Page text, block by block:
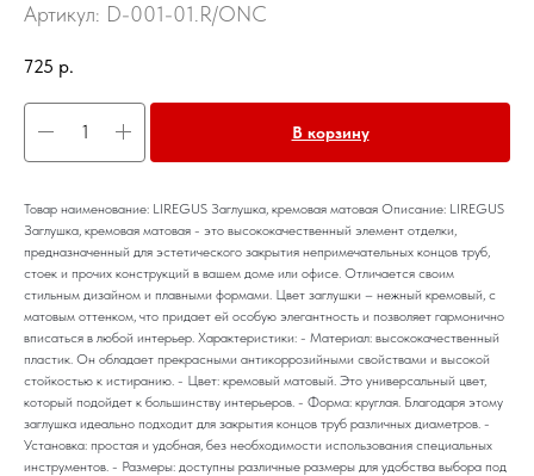
Артикул: D-001-01.R/ONC
725 р.
В корзину
Товар наименование: LIREGUS Заглушка, кремовая матовая Описание: LIREGUS
Заглушка, кремовая матовая - это высококачественный элемент отделки,
предназначенный для эстетического закрытия непримечательных концов труб,
стоек и прочих конструкций в вашем доме или офисе. Отличается своим
стильным дизайном и плавными формами. Цвет заглушки – нежный кремовый, с
матовым оттенком, что придает ей особую элегантность и позволяет гармонично
вписаться в любой интерьер. Характеристики: - Материал: высококачественный
пластик. Он обладает прекрасными антикоррозийными свойствами и высокой
стойкостью к истиранию. - Цвет: кремовый матовый. Это универсальный цвет,
который подойдет к большинству интерьеров. - Форма: круглая. Благодаря этому
заглушка идеально подходит для закрытия концов труб различных диаметров. -
Установка: простая и удобная, без необходимости использования специальных
инструментов. - Размеры: доступны различные размеры для удобства выбора под